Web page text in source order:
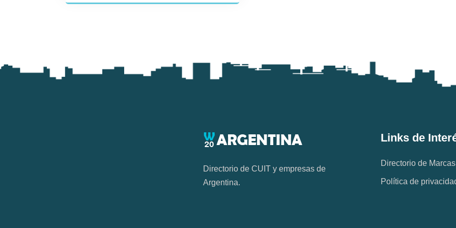
Directorio de CUIT y empresas de
Argentina.
Links de
Directorio de Marcas
Política de